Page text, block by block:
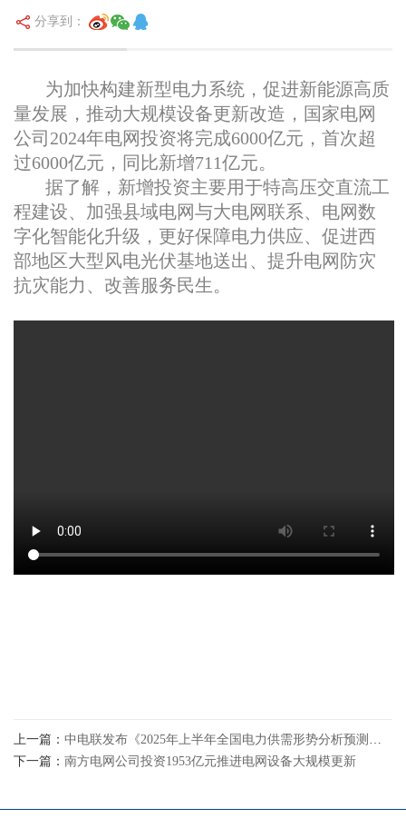
分享到：
为加快构建新型电力系统，促进新能源高质
量发展，推动大规模设备更新改造，国家电网
公司2024年电网投资将完成6000亿元，首次超
过6000亿元，同比新增711亿元。
据了解，新增投资主要用于特高压交直流工
程建设、加强县域电网与大电网联系、电网数
字化智能化升级，更好保障电力供应、促进西
部地区大型风电光伏基地送出、提升电网防灾
抗灾能力、改善服务民生。
上一篇： 中电联发布《2025年上半年全国电力供需形势分析预测报告》
下一篇： 南方电网公司投资1953亿元推进电网设备大规模更新